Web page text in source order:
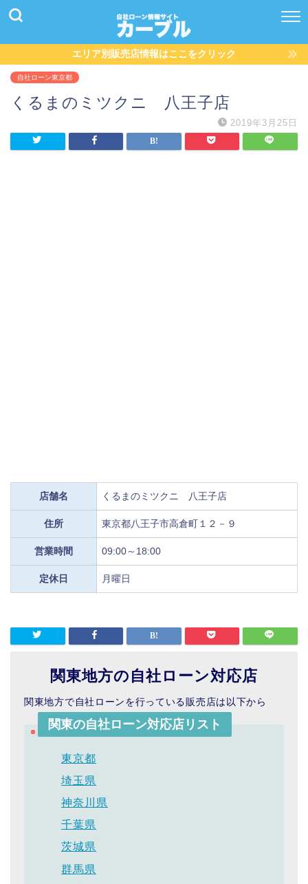
エリア別販売店情報はここをクリック
自社ローン東京都
くるまのミツクニ 八王子店
2019年3月25日
店舗名 くるまのミツクニ 八王子店
住所 東京都八王子市高倉町１２－９
営業時間 09:00～18:00
定休日 月曜日
関東地方の自社ローン対応店
関東地方で自社ローンを行っている販売店は以下から
関東の自社ローン対応店リスト
東京都
埼玉県
神奈川県
千葉県
茨城県
群馬県